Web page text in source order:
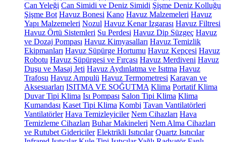
Can Yeleği Can Simidi ve Deniz Simidi Şişme Deniz Kolluğu
Şişme Bot Havuz Bonesi Kano Havuz Malzemeleri Havuz
Yapı Malzemeleri Nozul Havuz Kenar Izgarası Havuz Filtresi
Havuz Örtü Sistemleri Su Perdesi Havuz Dip Süzgeç Havuz
ve Dozaj Pompası Havuz Kimyasalları Havuz Temizlik
Ekipmanları Havuz Süpürge Hortumu Havuz Kepçesi Havuz
Robotu Havuz Süpürgesi ve Fırçası Havuz Merdiveni Havuz
Duşu ve Masaj Jeti Havuz Aydınlatma ve Isıtma Havuz
Trafosu Havuz Ampulü Havuz Termometresi Karavan ve
Aksesuarları ISITMA VE SOĞUTMA Klima Portatif Klima
Duvar Tipi Klima Isı Pompası Salon Tipi Klima Klima
Kumandası Kaset Tipi Klima Kombi Tavan Vantilatörleri
Vantilatörler Hava Temizleyiciler Nem Cihazları Hava
Temizleme Cihazları Buhar Makineleri Nem Alma Cihazları
ve Rutubet Gidericiler Elektrikli Isıtıcılar Quartz Isıtıcılar